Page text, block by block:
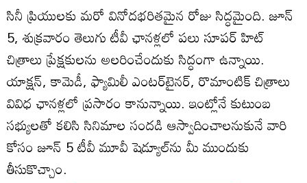
సినీ ప్రియులకు మరో వినోదభరితమైన రోజు సిద్ధమైంది. జూన్
5, శుక్రవారం తెలుగు టీవీ ఛానళ్లలో పలు సూపర్ హిట్
చిత్రాలు ప్రేక్షకులను అలరించేందుకు సిద్ధంగా ఉన్నాయి.
యాక్షన్, కామెడీ, ఫ్యామిలీ ఎంటర్‌టైనర్, రొమాంటిక్ చిత్రాలు
వివిధ ఛానళ్లలో ప్రసారం కానున్నాయి. ఇంట్లోనే కుటుంబ
సభ్యులతో కలిసి సినిమాల సందడి ఆస్వాదించాలనుకునే వారి
కోసం జూన్ 5 టీవీ మూవీ షెడ్యూల్‌ను మీ ముందుకు
తీసుకొచ్చాం.